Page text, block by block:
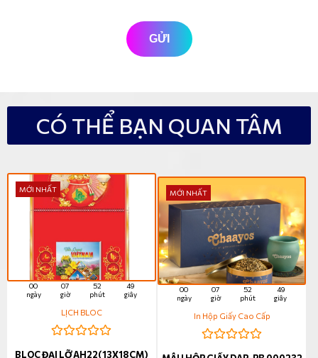
GỬI
CÓ THỂ BẠN QUAN TÂM
MỚI NHẤT
00
ngày
07
giờ
52
phút
47
giây
LỊCH BLOC
BLOC ĐẠI LỠ AH22(13X18CM)
MỚI NHẤT
00
ngày
07
giờ
52
phút
47
giây
In Hộp Giấy Cao Cấp